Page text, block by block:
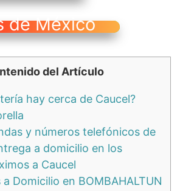
de México
del Artículo
hay cerca de Caucel?
y números telefónicos de
a domicilio en los
a Caucel
a Domicilio en BOMBAHALTUN